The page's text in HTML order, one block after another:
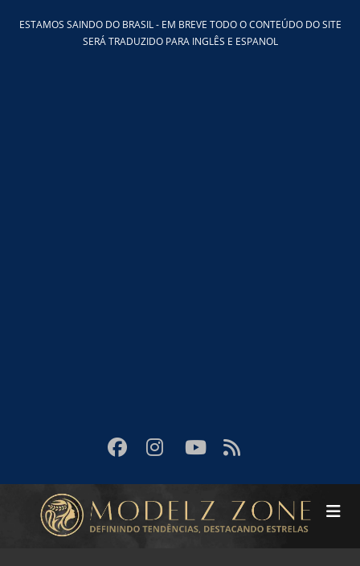
paraESTAMOS SAINDO DO BRASIL - EM BREVE TODO O CONTEÚDO DO SITE
SERÁ TRADUZIDO PARA INGLÊS E ESPANOL